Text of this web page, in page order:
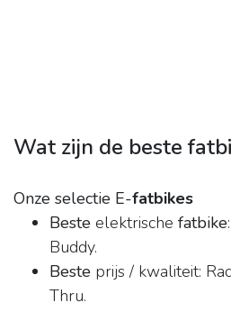
Wat zijn de beste
Onze selectie E-fatbikes
Beste elektrische fatbike
Buddy.
Beste prijs / kwaliteit:
Thru.